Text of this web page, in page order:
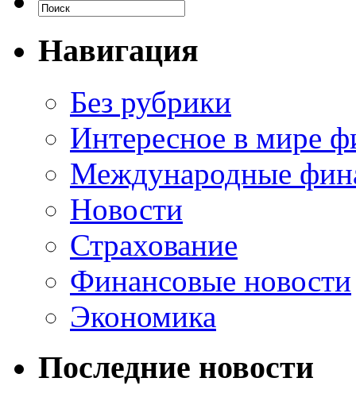
Навигация
Без рубрики
Интересное в мире
Международные
Новости
Страхование
Финансовые новости
Экономика
Последние новости